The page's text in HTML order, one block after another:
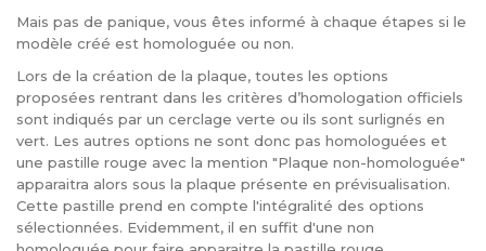
Mais pas de panique, vous êtes informé à chaque étapes si le
modèle créé est homologuée ou non.
Lors de la création de la plaque, toutes les options
proposées rentrant dans les critères d’homologation officiels
sont indiqués par un cerclage verte ou ils sont surlignés en
vert. Les autres options ne sont donc pas homologuées et
une pastille rouge avec la mention "Plaque non-homologuée"
apparaitra alors sous la plaque présente en prévisualisation.
Cette pastille prend en compte l'intégralité des options
sélectionnées. Evidemment, il en suffit d'une non